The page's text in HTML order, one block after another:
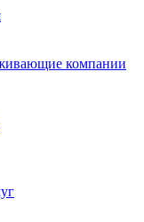
компании